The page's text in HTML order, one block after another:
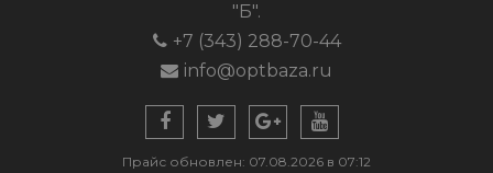
"Б".
+7 (343) 288-70-44
info@optbaza.ru
Прайс обновлен: 07.08.2026 в 07:12